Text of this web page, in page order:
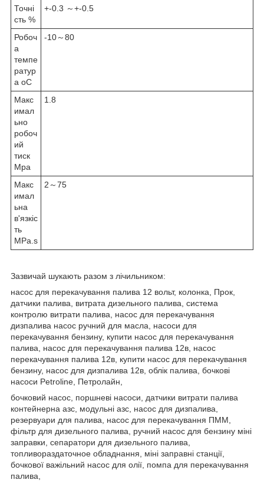
Точні
сть %
+-0.3 ～+-0.5
Робоч
а
темпе
ратур
а oC
-10～80
Макс
имал
ьно
робоч
ий
тиск
Mpa
1.8
Макс
имал
ьна
в'язкіс
ть
MPa.s
2～75
Зазвичай шукають разом з лічильником:
насос для перекачування палива 12 вольт, колонка, Прок,
датчики палива, витрата дизельного палива, система
контролю витрати палива, насос для перекачування
дизпалива насос ручний для масла, насоси для
перекачування бензину, купити насос для перекачування
палива, насос для перекачування палива 12в, насос
перекачування палива 12в, купити насос для перекачування
бензину, насос для дизпалива 12в, облік палива, бочкові
насоси Petroline, Петролайн,
бочковий насос, поршневі насоси, датчики витрати палива
контейнерна азс, модульні азс, насос для дизпалива,
резервуари для палива, насос для перекачування ПММ,
фільтр для дизельного палива, ручний насос для бензину міні
заправки, сепаратори для дизельного палива,
топливораздаточное обладнання, міні заправні станції,
бочкової важільний насос для олії, помпа для перекачування
палива,